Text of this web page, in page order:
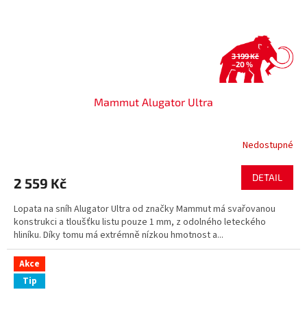
3 199 Kč
–20 %
Mammut Alugator Ultra
Nedostupné
2 559 Kč DETAIL
Lopata na sníh Alugator Ultra od značky Mammut má svařovanou
konstrukci a tloušťku listu pouze 1 mm, z odolného leteckého
hliníku. Díky tomu má extrémně nízkou hmotnost a...
Akce
Tip